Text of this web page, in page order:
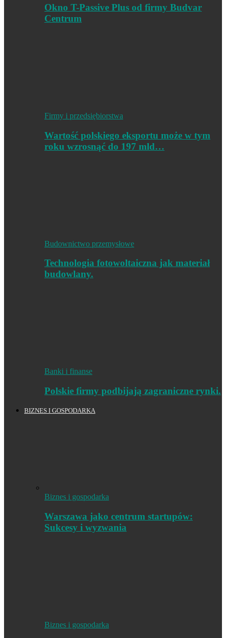
Okno T-Passive Plus od firmy Budvar
Centrum
Firmy i przedsiębiorstwa
Wartość polskiego eksportu może w tym
roku wzrosnąć do 197 mld…
Budownictwo przemysłowe
Technologia fotowoltaiczna jak materiał
budowlany.
Banki i finanse
Polskie firmy podbijają zagraniczne rynki.
BIZNES I GOSPODARKA
Biznes i gospodarka
Warszawa jako centrum startupów:
Sukcesy i wyzwania
Biznes i gospodarka